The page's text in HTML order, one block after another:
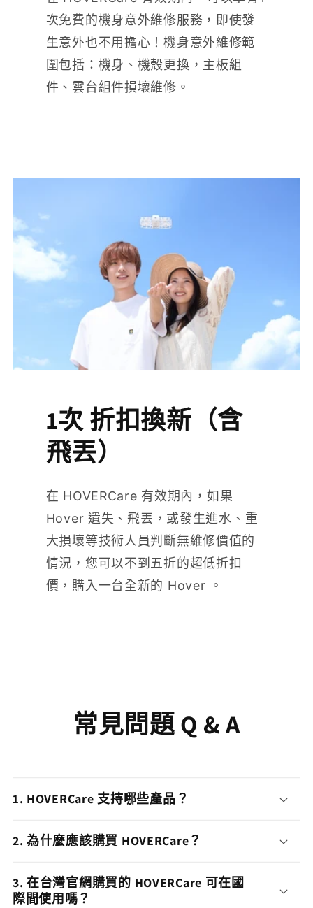
次免費的機身意外維修服務，即使發
生意外也不用擔心！機身意外維修範
圍包括：機身、機殼更換，主板組
件、雲台組件損壞維修。
1次 折扣換新（含
飛丟）
在 HOVERCare 有效期內，如果
Hover 遺失、飛丟，或發生進水、重
大損壞等技術人員判斷無維修價值的
情況，您可以不到五折的超低折扣
價，購入一台全新的 Hover 。
常見問題 Q & A
1. HOVERCare 支持哪些產品？
2. 為什麼應該購買 HOVERCare？
3. 在台灣官網購買的 HOVERCare 可在國
際間使用嗎？